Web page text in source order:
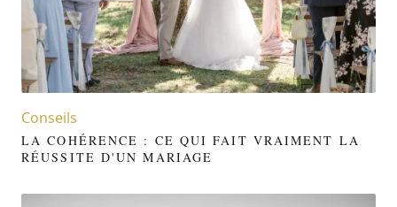
Conseils
LA COHÉRENCE : CE QUI FAIT VRAIMENT LA
RÉUSSITE D'UN MARIAGE